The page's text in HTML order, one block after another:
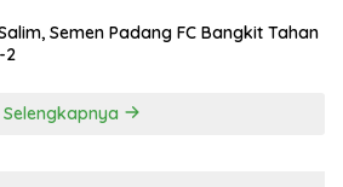
Semen Padang FC Bangkit Tahan
2
Selengkapnya